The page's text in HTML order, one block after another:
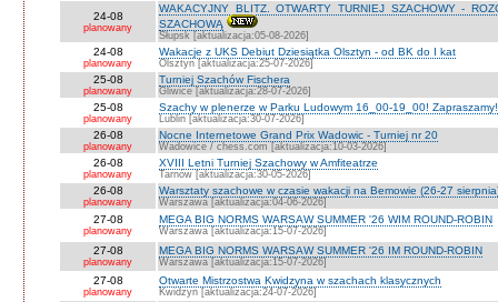
24-08
planowany
WAKACYJNY BLITZ. OTWARTY TURNIEJ SZACHOWY -
SZACHOWĄ
Słupsk [aktualizacja:05-08-2026]
24-08
planowany
Wakacje z UKS Debiut Dziesiątka Olsztyn - od BK do I kat
Olsztyn [aktualizacja:25-07-2026]
25-08
planowany
Turniej Szachów Fischera
Gliwice [aktualizacja:28-07-2026]
25-08
planowany
Szachy w plenerze w Parku Ludowym 16_00-19_00! Zapraszamy!
Lublin [aktualizacja:30-07-2026]
26-08
planowany
Nocne Internetowe Grand Prix Wadowic - Turniej nr 20
Wadowice / chess.com [aktualizacja:10-03-2026]
26-08
planowany
XVIII Letni Turniej Szachowy w Amfiteatrze
Tarnów [aktualizacja:30-05-2026]
26-08
planowany
Warsztaty szachowe w czasie wakacji na Bemowie (26-27
Warszawa [aktualizacja:04-06-2026]
27-08
planowany
MEGA BIG NORMS WARSAW SUMMER '26 WIM ROUND-ROBIN
Warszawa [aktualizacja:15-07-2026]
27-08
planowany
MEGA BIG NORMS WARSAW SUMMER '26 IM ROUND-ROBIN
Warszawa [aktualizacja:15-07-2026]
27-08
planowany
Otwarte Mistrzostwa Kwidzyna w szachach klasycznych
Kwidzyn [aktualizacja:24-07-2026]